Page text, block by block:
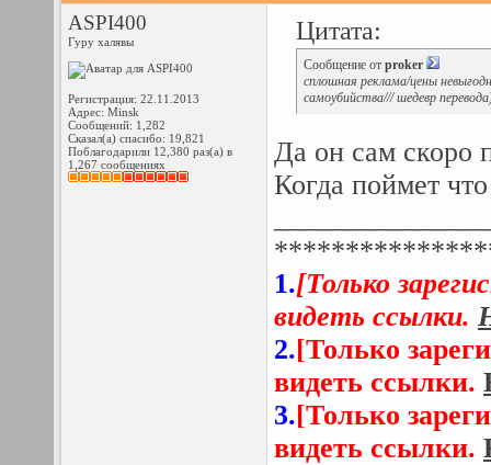
ASPI400
Гуру халявы
Регистрация: 22.11.2013
Адрес: Minsk
Сообщений: 1,282
Сказал(а) спасибо: 19,821
Поблагодарили 12,380 раз(а) в
1,267 сообщениях
Цитата:
Сообщение от proker
сплошная реклама/цены
самоубийства/// шедевр
Да он сам скоро
Когда поймет
1.[Только
видеть ссылки.
2.[Только
видеть ссылки.
3.[Только
видеть ссылки.